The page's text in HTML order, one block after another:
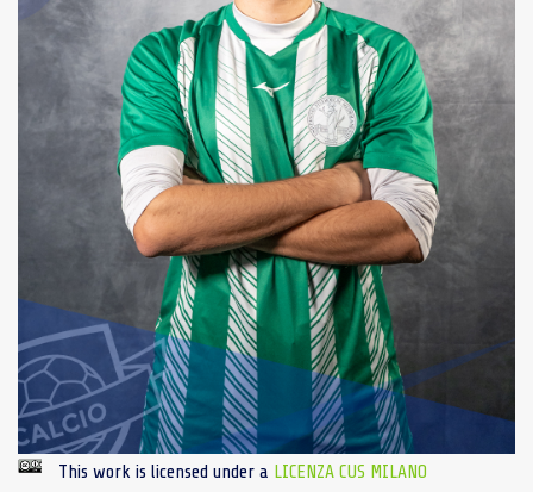
This work is licensed under a LICENZA CUS MILANO